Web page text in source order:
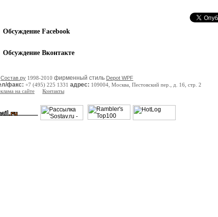
Обсуждение Facebook
Обсуждение Вконтакте
Состав.ру 1998-2010 фирменный стиль Depot WPF
факс: +7 (495) 225 1331 адрес: 109004, Москва, Пестовский пер., д. 16, стр. 2
на сайте
Контакты